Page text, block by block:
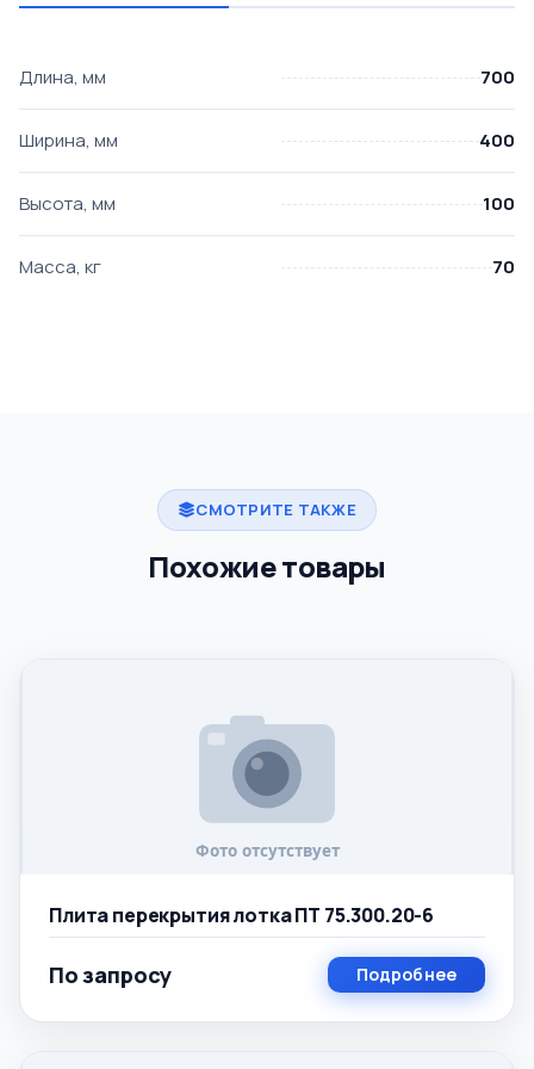
Длина, мм 700
Ширина, мм 400
Высота, мм 100
Масса, кг 70
СМОТРИТЕ ТАКЖЕ
Похожие товары
Плита перекрытия лотка ПТ 75.300.20-6
По запросу Подробнее